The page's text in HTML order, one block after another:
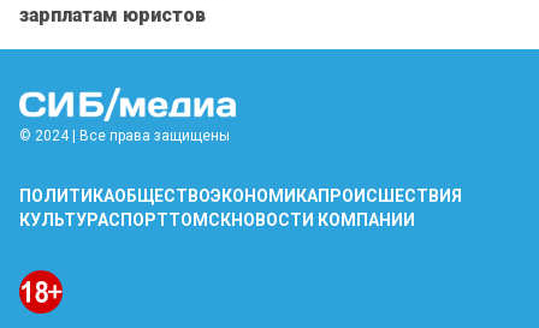
зарплатам юристов
© 2024 | Все права защищены
ПОЛИТИКАОБЩЕСТВОЭКОНОМИКАПРОИСШЕСТВИЯ
КУЛЬТУРАСПОРТТОМСКНОВОСТИ КОМПАНИИ